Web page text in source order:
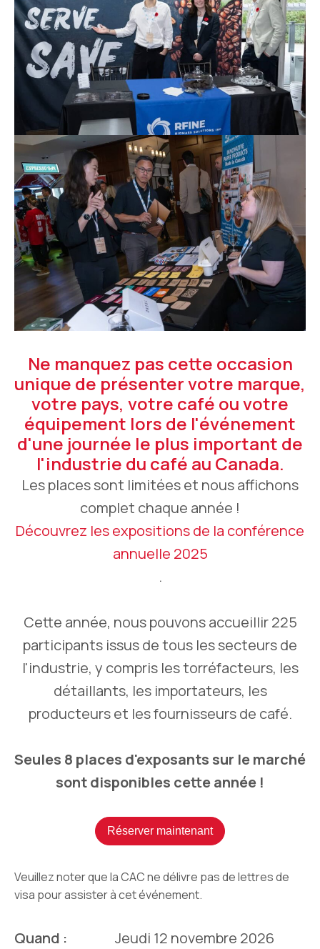
Ne manquez pas cette occasion
unique de présenter votre marque,
votre pays, votre café ou votre
équipement lors de l'événement
d'une journée le plus important de
l'industrie du café au Canada.
Les places sont limitées et nous affichons
complet chaque année !
Découvrez les expositions de la conférence
annuelle 2025
.
Cette année, nous pouvons accueillir 225
participants issus de tous les secteurs de
l'industrie, y compris les torréfacteurs, les
détaillants, les importateurs, les
producteurs et les fournisseurs de café.
Seules 8 places d'exposants sur le marché
sont disponibles cette année !
Réserver maintenant
Veuillez noter que la CAC ne délivre pas de lettres de
visa pour assister à cet événement.
Quand :
Jeudi 12 novembre 2026